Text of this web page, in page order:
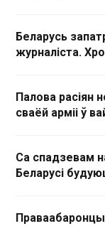
Беларусь
журналіста.
Палова расіян
сваёй арміі ў
Са спадзевам
Беларусі